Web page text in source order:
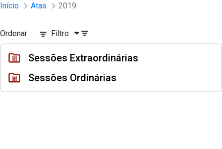
Pular para o Conteúdo principal
Sessões e Reuniões - Documentos
Início Atas 2019
Ordenar Filtro
Sessões Extraordinárias
Sessões Ordinárias